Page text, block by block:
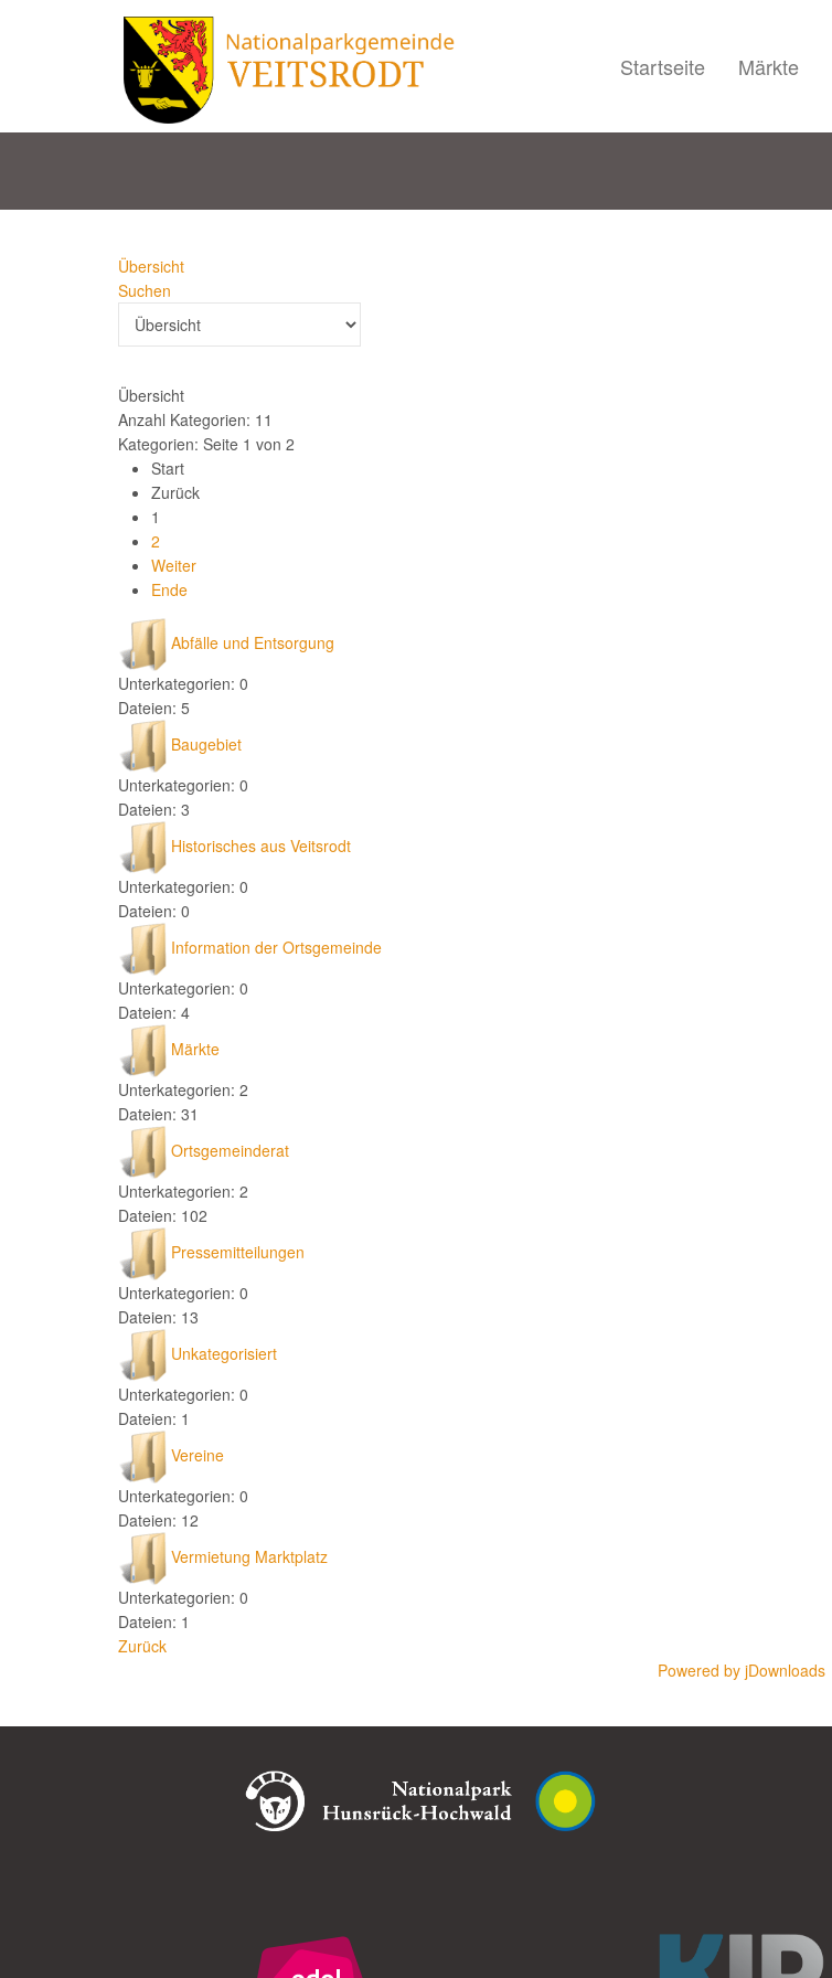
Startseite Märkte
Übersicht
Suchen
Übersicht
Anzahl Kategorien: 11
Kategorien: Seite 1 von 2
Start
Zurück
1
2
Weiter
Ende
Abfälle und Entsorgung
Unterkategorien: 0
Dateien: 5
Baugebiet
Unterkategorien: 0
Dateien: 3
Historisches aus Veitsrodt
Unterkategorien: 0
Dateien: 0
Information der Ortsgemeinde
Unterkategorien: 0
Dateien: 4
Märkte
Unterkategorien: 2
Dateien: 31
Ortsgemeinderat
Unterkategorien: 2
Dateien: 102
Pressemitteilungen
Unterkategorien: 0
Dateien: 13
Unkategorisiert
Unterkategorien: 0
Dateien: 1
Vereine
Unterkategorien: 0
Dateien: 12
Vermietung Marktplatz
Unterkategorien: 0
Dateien: 1
Zurück
Powered by jDownloads